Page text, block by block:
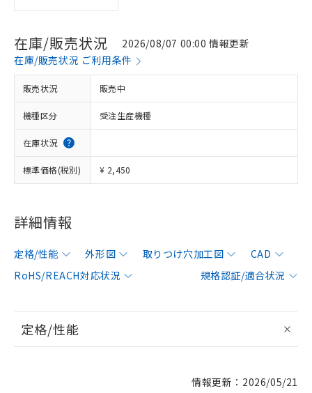
在庫/販売状況
2026/08/07 00:00 情報更新
在庫/販売状況 ご利用条件
販売状況 販売中
機種区分 受注生産機種
在庫状況
標準価格(税別) ¥ 2,450
詳細情報
定格/性能 外形図 取りつけ穴加工図
CAD
RoHS/REACH対応状況
規格認証/適合状況
定格/性能
情報更新：2026/05/21